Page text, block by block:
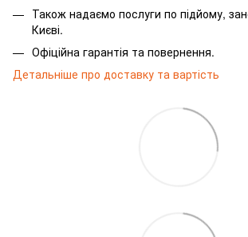
Також надаємо послуги по підйому,
Києві.
Офіційна гарантія та повернення.
Детальніше про доставку та вартість